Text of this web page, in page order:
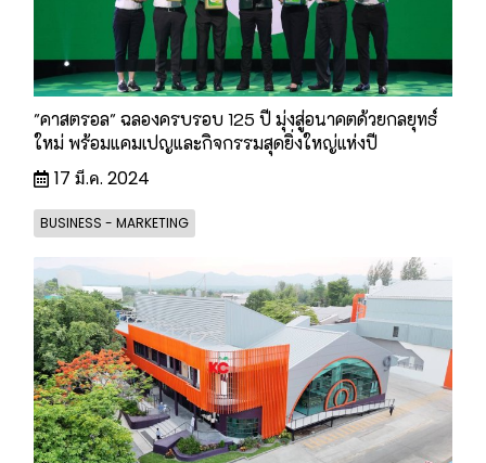
"คาสตรอล" ฉลองครบรอบ 125 ปี มุ่งสู่อนาคตด้วยกลยุทธ์
ใหม่ พร้อมแคมเปญและกิจกรรมสุดยิ่งใหญ่แห่งปี
17 มี.ค. 2024
BUSINESS - MARKETING